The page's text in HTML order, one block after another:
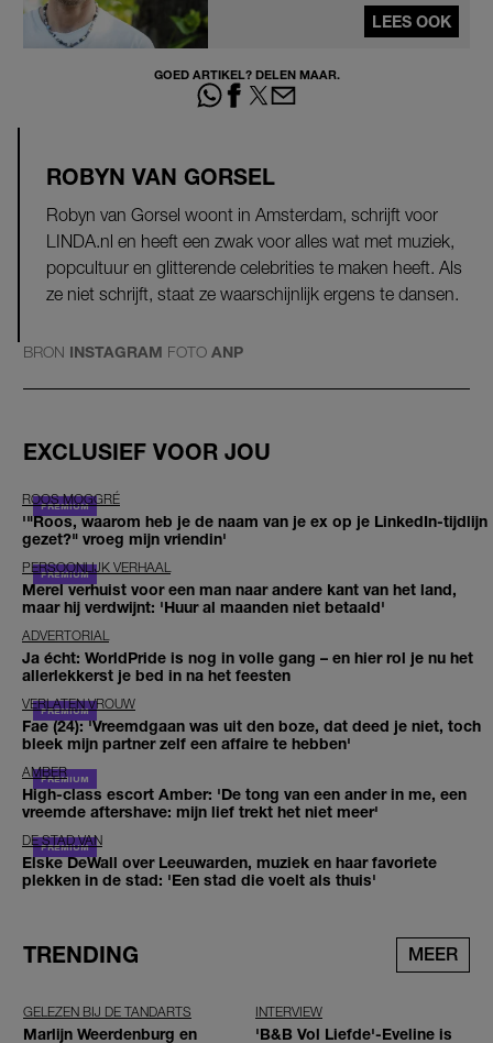
LEES OOK
GOED ARTIKEL? DELEN MAAR.
ROBYN VAN GORSEL
Robyn van Gorsel woont in Amsterdam, schrijft voor
LINDA.nl en heeft een zwak voor alles wat met muziek,
popcultuur en glitterende celebrities te maken heeft. Als
ze niet schrijft, staat ze waarschijnlijk ergens te dansen.
BRON INSTAGRAM FOTO ANP
EXCLUSIEF VOOR JOU
ROOS MOGGRÉ
'"Roos, waarom heb je de naam van je ex op je LinkedIn-tijdlijn
gezet?" vroeg mijn vriendin'
PERSOONLIJK VERHAAL
Merel verhuist voor een man naar andere kant van het land,
maar hij verdwijnt: 'Huur al maanden niet betaald'
ADVERTORIAL
Ja écht: WorldPride is nog in volle gang – en hier rol je nu het
allerlekkerst je bed in na het feesten
VERLATEN VROUW
Fae (24): 'Vreemdgaan was uit den boze, dat deed je niet, toch
bleek mijn partner zelf een affaire te hebben'
AMBER
High-class escort Amber: 'De tong van een ander in me, een
vreemde aftershave: mijn lief trekt het niet meer'
DE STAD VAN
Elske DeWall over Leeuwarden, muziek en haar favoriete
plekken in de stad: 'Een stad die voelt als thuis'
TRENDING MEER
GELEZEN BIJ DE TANDARTS
Marlijn Weerdenburg en
INTERVIEW
'B&B Vol Liefde'-Eveline is